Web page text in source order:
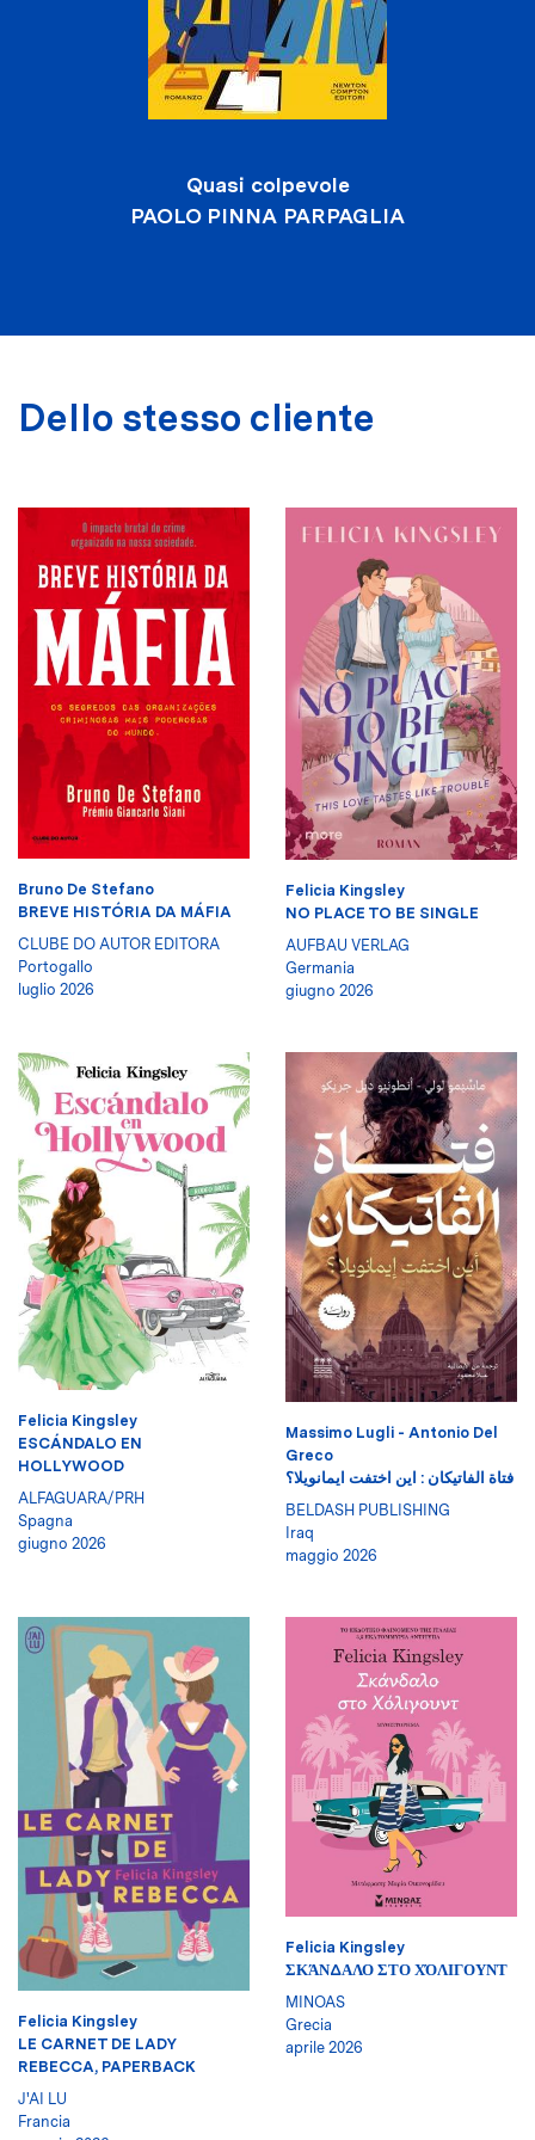
Quasi colpevole
PAOLO PINNA PARPAGLIA
Dello stesso cliente
Bruno De Stefano
BREVE HISTÓRIA DA MÁFIA
CLUBE DO AUTOR EDITORA
Portogallo
luglio 2026
Felicia Kingsley
NO PLACE TO BE SINGLE
AUFBAU VERLAG
Germania
giugno 2026
Felicia Kingsley
ESCÁNDALO EN
HOLLYWOOD
ALFAGUARA/PRH
Spagna
giugno 2026
Massimo Lugli - Antonio Del
Greco
فتاة الفاتيكان : اين اختفت ايمانويلا؟
BELDASH PUBLISHING
Iraq
maggio 2026
Felicia Kingsley
LE CARNET DE LADY
REBECCA, PAPERBACK
J'AI LU
Francia
Felicia Kingsley
ΣΚΆΝΔΑΛΟ ΣΤΟ ΧΌΛΙΓΟΥΝΤ
MINOAS
Grecia
aprile 2026